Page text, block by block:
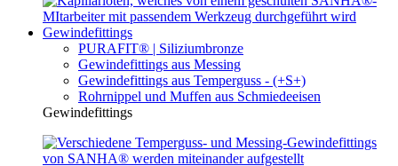
Gewindefittings
PURAFIT® | Siliziumbronze
Gewindefittings aus Messing
Gewindefittings aus Temperguss - (+S+)
Rohrnippel und Muffen aus Schmiedeeisen
Gewindefittings